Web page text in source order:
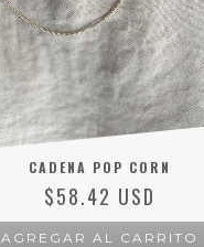
CADENA POP CORN
$58.42 USD
AGREGAR AL CARRITO